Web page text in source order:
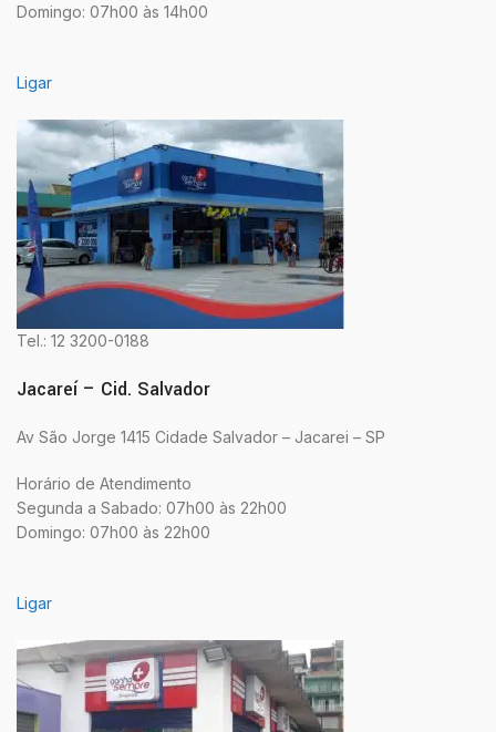
Domingo: 07h00 às 14h00
Ligar
Tel.: 12 3200-0188
Jacareí – Cid. Salvador
Av São Jorge 1415 Cidade Salvador – Jacarei – SP
Horário de Atendimento
Segunda a Sabado: 07h00 às 22h00
Domingo: 07h00 às 22h00
Ligar